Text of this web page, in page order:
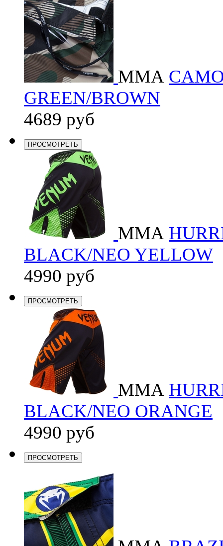
ММА
GREEN/BROWN
4689 руб
ПРОСМОТРЕТЬ
ММА
BLACK/NEO YELLOW
4990 руб
ПРОСМОТРЕТЬ
ММА
BLACK/NEO ORANGE
4990 руб
ПРОСМОТРЕТЬ